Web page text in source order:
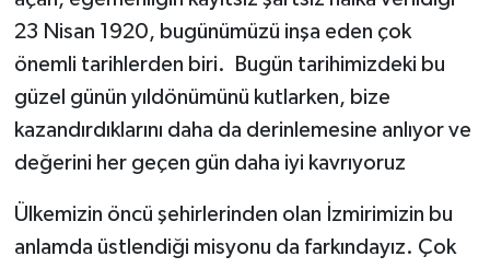
23 Nisan 1920, bugünümüzü inşa eden çok
önemli tarihlerden biri. Bugün tarihimizdeki bu
güzel günün yıldönümünü kutlarken, bize
kazandırdıklarını daha da derinlemesine anlıyor ve
değerini her geçen gün daha iyi kavrıyoruz
Ülkemizin öncü şehirlerinden olan İzmirimizin bu
anlamda üstlendiği misyonu da farkındayız. Çok